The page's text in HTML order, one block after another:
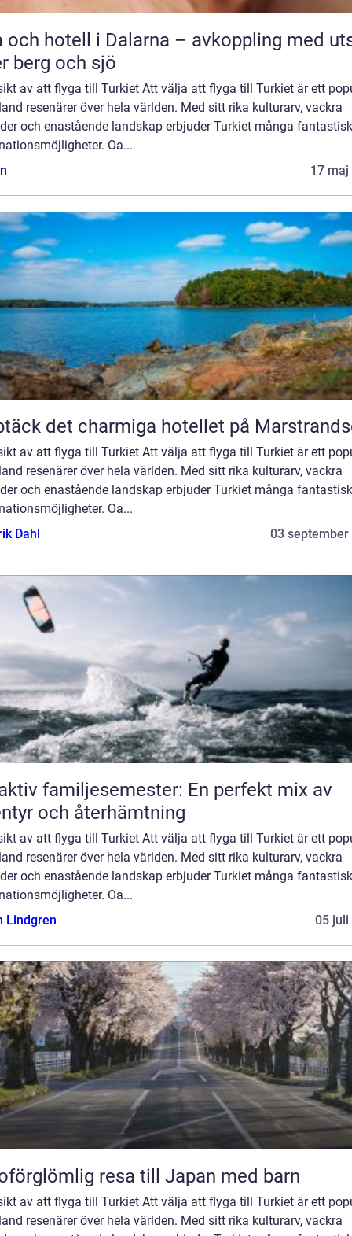
och hotell i Dalarna – avkoppling med
berg och sjö
av att flyga till Turkiet Att välja att flyga till Turkiet är ett
resenärer över hela världen. Med sitt rika kulturarv, vackra
och enastående landskap erbjuder Turkiet många
Oa...
17 maj
det charmiga hotellet på
av att flyga till Turkiet Att välja att flyga till Turkiet är ett
resenärer över hela världen. Med sitt rika kulturarv, vackra
och enastående landskap erbjuder Turkiet många
Oa...
Dahl
03 september
familjesemester: En perfekt mix av
och återhämtning
av att flyga till Turkiet Att välja att flyga till Turkiet är ett
resenärer över hela världen. Med sitt rika kulturarv, vackra
och enastående landskap erbjuder Turkiet många
Oa...
Lindgren
05 juli
resa till Japan med barn
av att flyga till Turkiet Att välja att flyga till Turkiet är ett
resenärer över hela världen. Med sitt rika kulturarv, vackra